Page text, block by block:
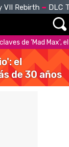
VII Rebirth DLC
de 'Mad Max',
el
de 30 años